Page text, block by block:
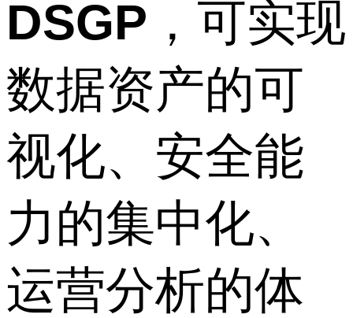
DSGP ，可实现
数据资产的可
视化、安全能
力的集中化、
运营分析的体